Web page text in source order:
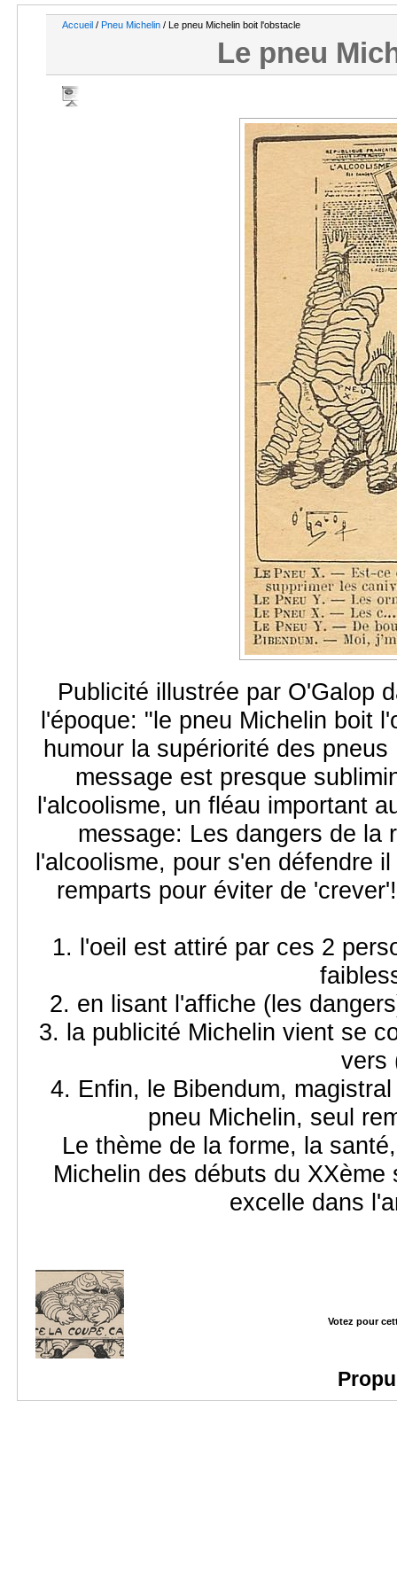
Accueil / Pneu Michelin / Le pneu Michelin boit l'obstacle
Le pneu
Publicité illustrée par O'Galop
l'époque: "le pneu Michelin boit
humour la supériorité des
message est presque
l'alcoolisme, un fléau important
message: Les dangers de la
l'alcoolisme, pour s'en défendre
remparts pour éviter de
1. l'oeil est attiré par ces 2
2. en lisant l'affiche (les
3. la publicité Michelin vient se
vers
4. Enfin, le Bibendum,
pneu Michelin, seul
Le thème de la forme, la
Michelin des débuts du
excelle dans
Votez pour